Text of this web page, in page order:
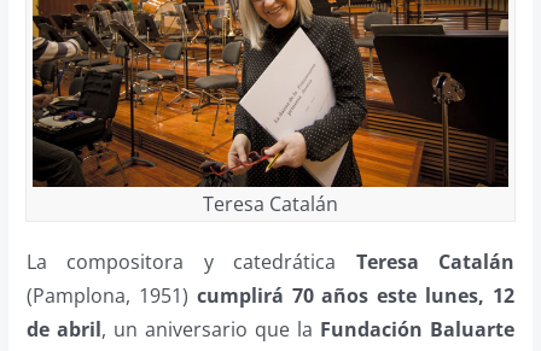
Teresa Catalán
La compositora y catedrática Teresa Catalán
(Pamplona, 1951) cumplirá 70 años este lunes, 12
de abril, un aniversario que la Fundación Baluarte